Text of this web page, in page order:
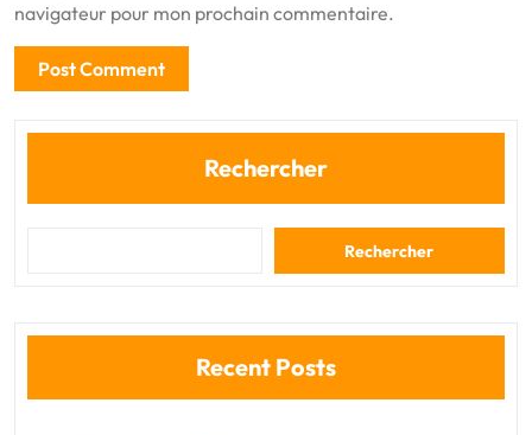
navigateur pour mon prochain commentaire.
Rechercher
Rechercher
Recent Posts